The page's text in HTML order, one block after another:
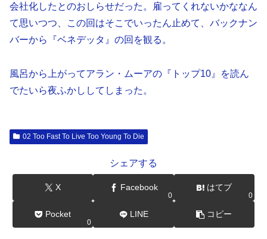
会社化したとのおしらせだった。雇ってくれないかななん
て思いつつ、この回はそこでいったん止めて、バックナン
バーから『ベネデッタ』の回を観る。
風呂から上がってアラン・ムーアの『トップ10』を読ん
でたいら夜ふかししてしまった。
02 Too Fast To Live Too Young To Die
シェアする
X Facebook
0
はてブ
0
Pocket
0
LINE コピー